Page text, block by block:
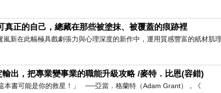
正的自己，總藏在那些被塗抹、被覆蓋的痕跡裡
新在此幅極具戲劇張力與心理深度的新作中，運用質感豐富的紙材肌
出，把專業變事業的職能升級攻略 /麥特．比恩(容錯)
本書可能是你的救星！」 ──亞當．格蘭特（Adam Grant），《